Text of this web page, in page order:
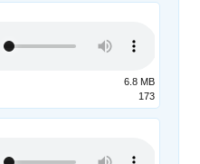
6.8 MB
173